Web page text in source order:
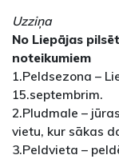
Uzziņa
No Liepājas
noteikumiem
1.Peldsezona –
15.septembrim.
2.Pludmale –
vietu, kur sākas
3.Peldvieta –